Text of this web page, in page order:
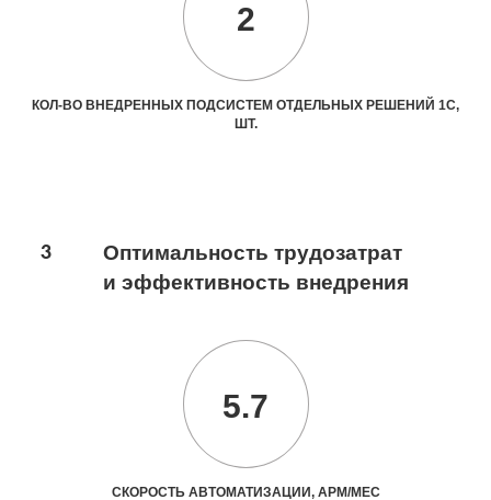
2
КОЛ-ВО ВНЕДРЕННЫХ ПОДСИСТЕМ ОТДЕЛЬНЫХ РЕШЕНИЙ 1С,
ШТ.
3
Оптимальность трудозатрат
и эффективность внедрения
5.7
СКОРОСТЬ АВТОМАТИЗАЦИИ, АРМ/МЕС